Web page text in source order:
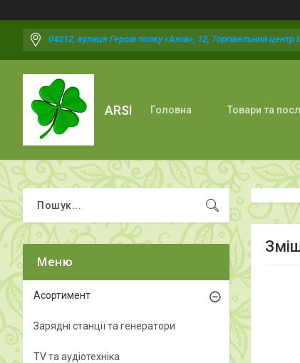
04212, вулиця Героїв полку «Азов», 12, Торгівельний центр
ARSI Головна Товари та
Асортимент
Зарядні станції та генератори
TV та аудіотехніка